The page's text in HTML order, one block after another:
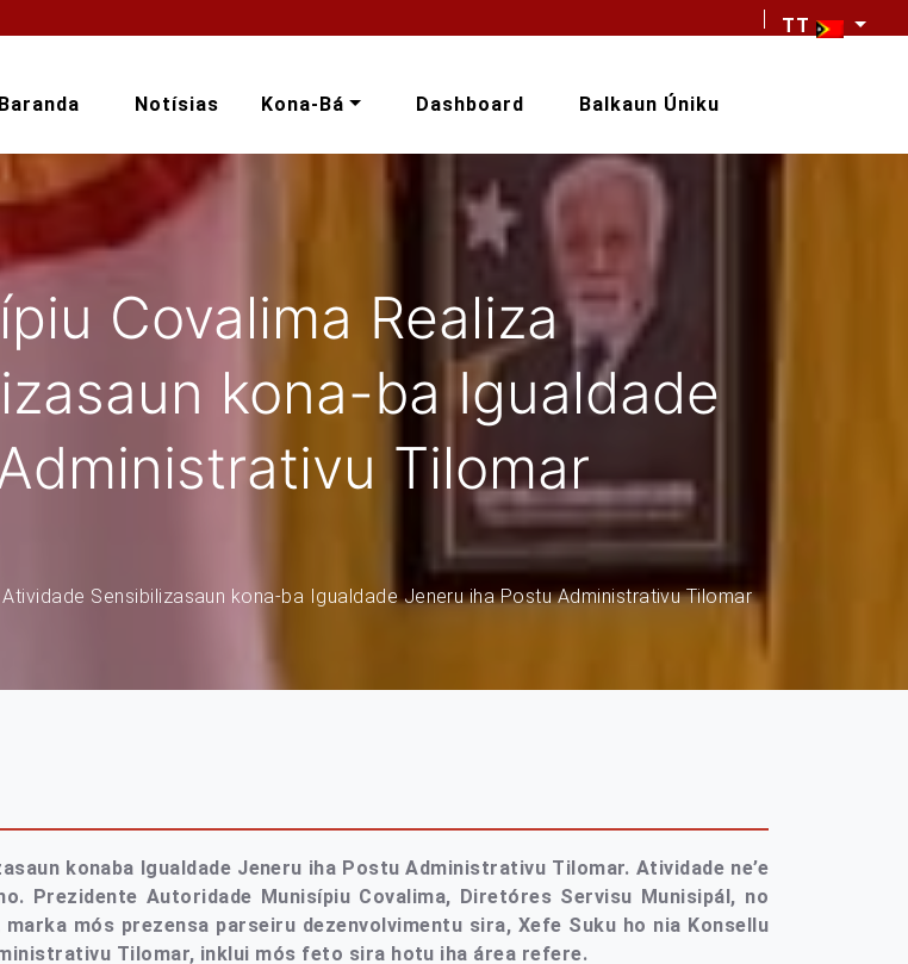
TT
Baranda Notísias Kona-Bá Dashboard Balkaun Úniku
Covalima Realiza
kona-ba Igualdade
Tilomar
Sensibilizasaun kona-ba Igualdade Jeneru iha Postu Administrativu Tilomar
konaba Igualdade Jeneru iha Postu Administrativu Tilomar. Atividade ne’e
Prezidente Autoridade Munisípiu Covalima, Diretóres Servisu Munisipál, no
mós prezensa parseiru dezenvolvimentu sira, Xefe Suku ho nia Konsellu
Tilomar, inklui mós feto sira hotu iha área refere.